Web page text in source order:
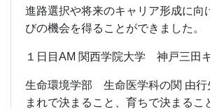
進路選択や将来のキャリア形成に向
びの機会を得ることができました。
１日目AM 関西学院大学 神戸三田
生命環境学部 生命医学科の関 由行
まれで決まること、育ちで決まるこ